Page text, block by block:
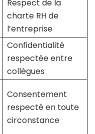
Respect de la
charte RH de
l’entreprise
Confidentialité
respectée entre
collègues
Consentement
respecté en toute
circonstance